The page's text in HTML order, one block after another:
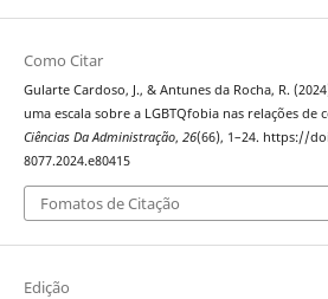
Como Citar
Gularte Cardoso, J., & Antunes da Rocha, R.
uma escala sobre a LGBTQfobia nas relações de
Ciências Da Administração, 26(66), 1–24. https://
8077.2024.e80415
Fomatos de Citação
Edição